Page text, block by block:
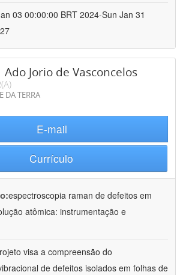
03 00:00:00 BRT 2024-Sun Jan 31
Ado Jorio de Vasconcelos
DA TERRA
E-mail
Currículo
espectroscopia raman de defeitos em
atômica: instrumentação e
visa a compreensão do
de defeitos isolados em folhas de